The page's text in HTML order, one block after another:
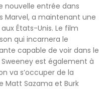
nouvelle entrée dans
Marvel, a maintenant une
États-Unis. Le film
qui incarnera le
capable de voir dans le
est également à
va s’occuper de la
Matt Sazama et Burk